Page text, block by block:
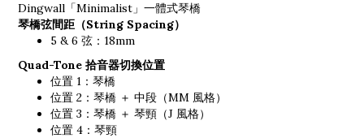
Dingwall「Minimalist」一體式琴橋
琴橋弦間距（String Spacing）
5 & 6 弦：18mm
Quad-Tone 拾音器切換位置
位置 1：琴橋
位置 2：琴橋 ＋ 中段（MM 風格）
位置 3：琴橋 ＋ 琴頸（J 風格）
位置 4：琴頸